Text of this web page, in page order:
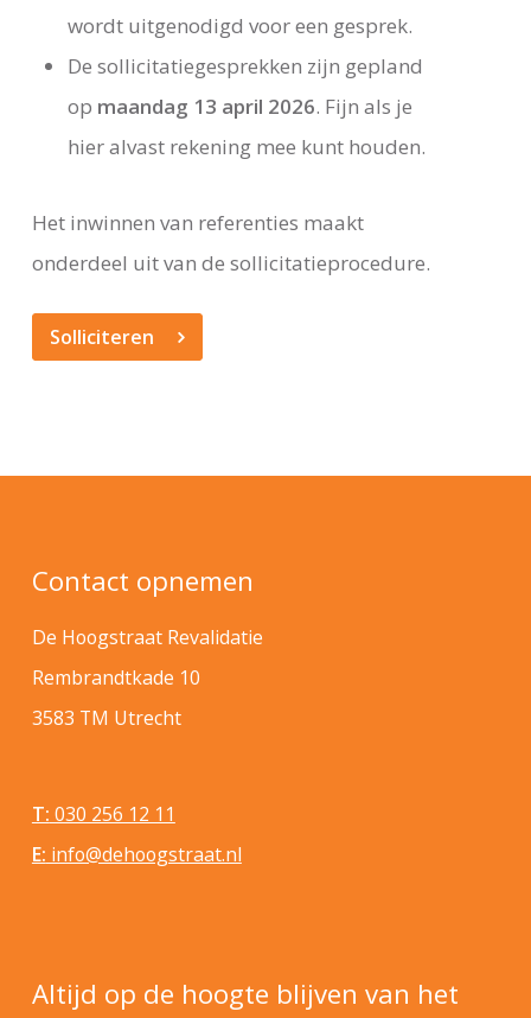
wordt uitgenodigd voor een gesprek.
De sollicitatiegesprekken zijn gepland
op maandag 13 april 2026. Fijn als je
hier alvast rekening mee kunt houden.
Het inwinnen van referenties maakt
onderdeel uit van de sollicitatieprocedure.
Solliciteren
Contact opnemen
De Hoogstraat Revalidatie
Rembrandtkade 10
3583 TM Utrecht
T: 030 256 12 11
E: info@dehoogstraat.nl
Altijd op de hoogte blijven van het